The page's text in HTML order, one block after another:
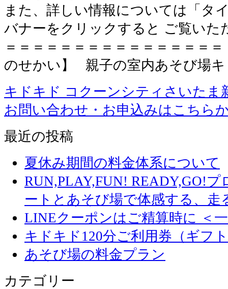
また、詳しい情報については「タ
バナーをクリックすると ご覧いた
＝＝＝＝＝＝＝＝＝＝＝＝＝＝＝
のせかい】 親子の室内あそび場
キドキド コクーンシティさいたま
お問い合わせ・お申込みはこちら
最近の投稿
夏休み期間の料金体系について
RUN,PLAY,FUN! READY,GO!
ートとあそび場で体感する、走
LINEクーポンはご精算時に ＜
キドキド120分ご利用券（ギフ
あそび場の料金プラン
カテゴリー